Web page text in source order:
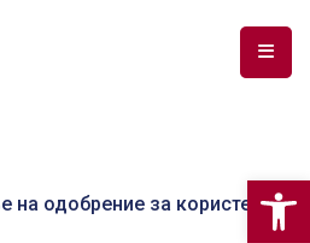
на одобрение за користење